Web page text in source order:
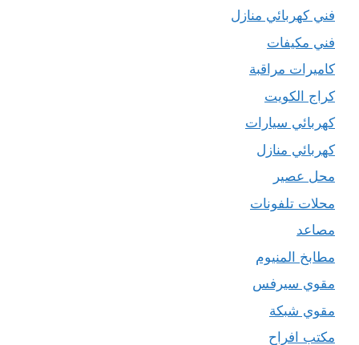
فني كهربائي منازل
فني مكيفات
كاميرات مراقبة
كراج الكويت
كهربائي سيارات
كهربائي منازل
محل عصير
محلات تلفونات
مصاعد
مطابخ المنيوم
مقوي سيرفس
مقوي شبكة
مكتب افراح